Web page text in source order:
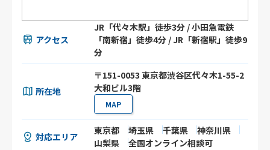
アクセス
JR「代々木駅」徒歩3分 / 小田急電鉄
「南新宿」徒歩4分 / JR「新宿駅」徒歩9
分
所在地
〒151-0053 東京都渋谷区代々木1-55-2
大和ビル3階
MAP
対応エリア
東京都 埼玉県 千葉県
神奈川県
山梨県
全国オンライン相談可